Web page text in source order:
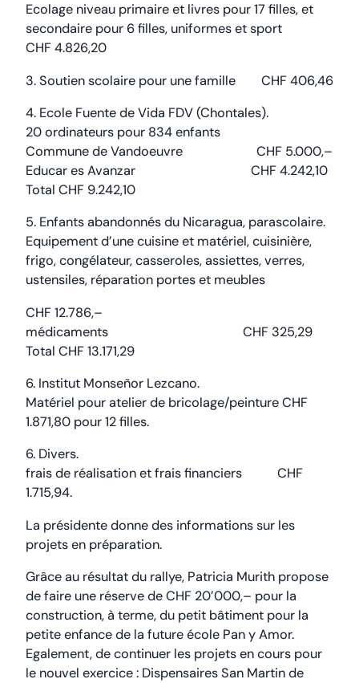
Ecolage niveau primaire et livres pour 17 filles, et
secondaire pour 6 filles, uniformes et sport
CHF 4.826,20
3. Soutien scolaire pour une famille CHF 406,46
4. Ecole Fuente de Vida FDV (Chontales).
20 ordinateurs pour 834 enfants
Commune de Vandoeuvre CHF 5.000,–
Educar es Avanzar CHF 4.242,10
Total CHF 9.242,10
5. Enfants abandonnés du Nicaragua, parascolaire.
Equipement d’une cuisine et matériel, cuisinière,
frigo, congélateur, casseroles, assiettes, verres,
ustensiles, réparation portes et meubles
CHF 12.786,–
médicaments CHF 325,29
Total CHF 13.171,29
6. Institut Monseñor Lezcano.
Matériel pour atelier de bricolage/peinture CHF
1.871,80 pour 12 filles.
6. Divers.
frais de réalisation et frais financiers CHF
1.715,94.
La présidente donne des informations sur les
projets en préparation.
Grâce au résultat du rallye, Patricia Murith propose
de faire une réserve de CHF 20’000,– pour la
construction, à terme, du petit bâtiment pour la
petite enfance de la future école Pan y Amor.
Egalement, de continuer les projets en cours pour
le nouvel exercice : Dispensaires San Martin de